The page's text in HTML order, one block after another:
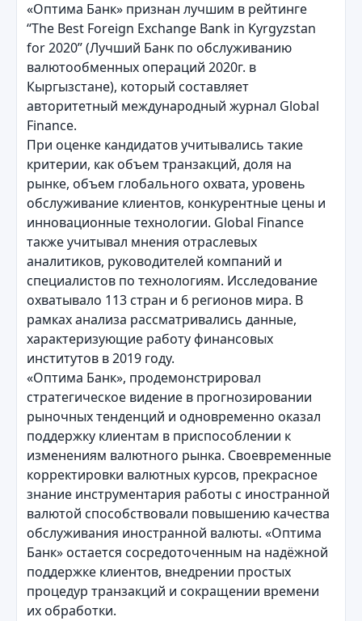
«Оптима Банк» признан лучшим в рейтинге
“The Best Foreign Exchange Bank in Kyrgyzstan
for 2020” (Лучший Банк по обслуживанию
валютообменных операций 2020г. в
Кыргызстане), который составляет
авторитетный международный журнал Global
Finance.
При оценке кандидатов учитывались такие
критерии, как объем транзакций, доля на
рынке, объем глобального охвата, уровень
обслуживание клиентов, конкурентные цены и
инновационные технологии. Global Finance
также учитывал мнения отраслевых
аналитиков, руководителей компаний и
специалистов по технологиям. Исследование
охватывало 113 стран и 6 регионов мира. В
рамках анализа рассматривались данные,
характеризующие работу финансовых
институтов в 2019 году.
«Оптима Банк», продемонстрировал
стратегическое видение в прогнозировании
рыночных тенденций и одновременно оказал
поддержку клиентам в приспособлении к
изменениям валютного рынка. Своевременные
корректировки валютных курсов, прекрасное
знание инструментария работы с иностранной
валютой способствовали повышению качества
обслуживания иностранной валюты. «Оптима
Банк» остается сосредоточенным на надёжной
поддержке клиентов, внедрении простых
процедур транзакций и сокращении времени
их обработки.